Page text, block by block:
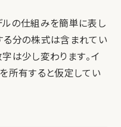
ルの仕組みを簡単に表し
る分の株式は含まれてい
は少し変わります。イ
所有すると仮定してい